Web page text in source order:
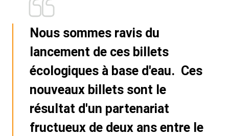
Nous sommes ravis du
lancement de ces billets
écologiques à base d'eau. Ces
nouveaux billets sont le
résultat d'un partenariat
fructueux de deux ans entre le